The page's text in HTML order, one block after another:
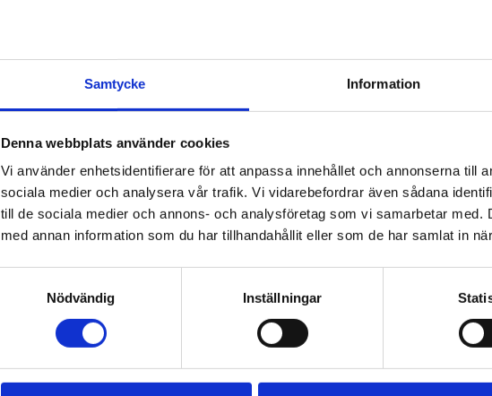
Samtycke Information
Denna webbplats använder cookies
Vi använder enhetsidentifierare för att anpassa innehållet och annonserna till
sociala medier och analysera vår trafik. Vi vidarebefordrar även sådana
till de sociala medier och annons- och analysföretag som vi samarbetar
med annan information som du har tillhandahållit eller som de har samlat in
Nödvändig
Inställningar